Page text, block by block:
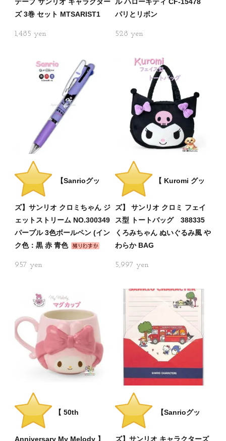
ズ 3巻 セット MTSARIST1
1,485
パリとリボン
528
【Sanrioグッ
ズ】サンリオ クロミちゃん ジ
ェットストリーム NO.300349
パープル 3色ボールペン (イン
ク色：黒 赤 青色
957
【 Kuromi グッ
ズ】 サンリオ クロミ フェイ
ス型 トートバッグ 388335
くろみちゃん ぬいぐるみ風 や
わらか BAG
5,997
【 50th
Anniversary My Melody 】
【Sanrioグッ
ズ】サンリオ キャラクターズ